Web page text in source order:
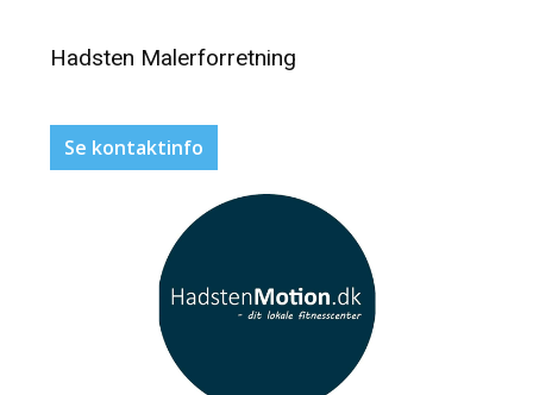
Hadsten Malerforretning
Se kontaktinfo